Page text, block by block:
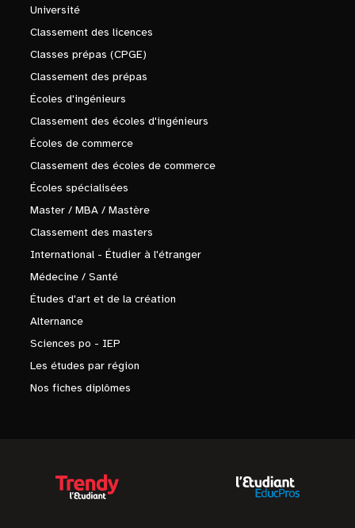
Université
Classement des licences
Classes prépas (CPGE)
Classement des prépas
Écoles d'ingénieurs
Classement des écoles d'ingénieurs
Écoles de commerce
Classement des écoles de commerce
Écoles spécialisées
Master / MBA / Mastère
Classement des masters
International - Étudier à l'étranger
Médecine / Santé
Études d'art et de la création
Alternance
Sciences po - IEP
Les études par région
Nos fiches diplômes